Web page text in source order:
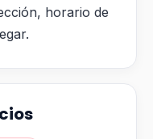
horario de